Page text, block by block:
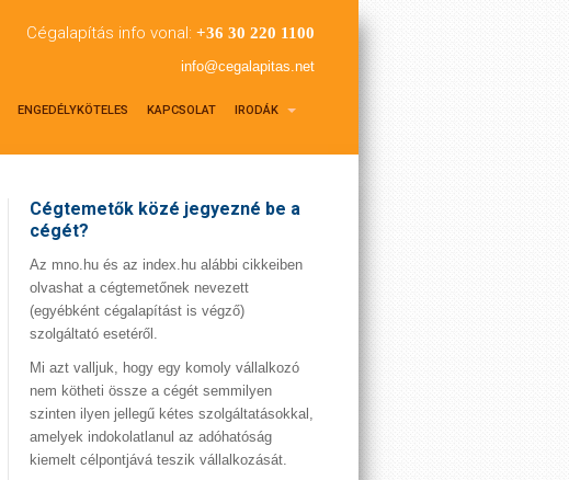
Cégalapítás info vonal: +36 30 220 1100
info@cegalapitas.net
ENGEDÉLYKÖTELES KAPCSOLAT IRODÁK
Cégtemetők közé jegyezné be a
cégét?
Az mno.hu és az index.hu alábbi cikkeiben
olvashat a cégtemetőnek nevezett
(egyébként cégalapítást is végző)
szolgáltató esetéről.
Mi azt valljuk, hogy egy komoly vállalkozó
nem kötheti össze a cégét semmilyen
szinten ilyen jellegű kétes szolgáltatásokkal,
amelyek indokolatlanul az adóhatóság
kiemelt célpontjává teszik vállalkozását.